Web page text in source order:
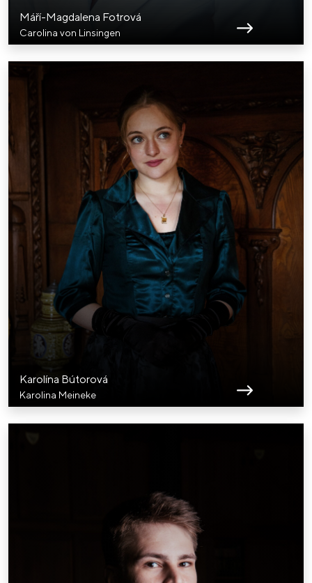
Máří-Magdalena Fotrová
Carolina von Linsingen
Karolína Bútorová
Karolina Meineke